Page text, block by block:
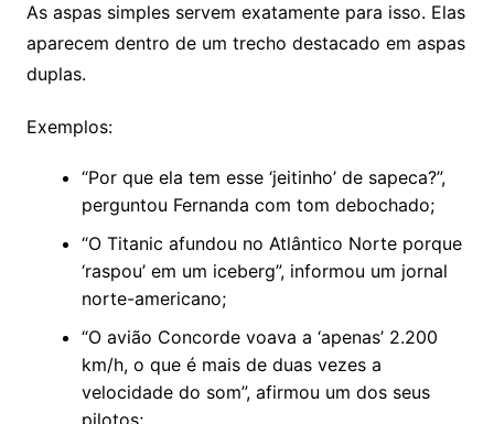
As aspas simples servem exatamente para isso. Elas
aparecem dentro de um trecho destacado em aspas
duplas.
Exemplos:
“Por que ela tem esse ‘jeitinho’ de sapeca?”,
perguntou Fernanda com tom debochado;
“O Titanic afundou no Atlântico Norte porque
‘raspou’ em um iceberg”, informou um jornal
norte-americano;
“O avião Concorde voava a ‘apenas’ 2.200
km/h, o que é mais de duas vezes a
velocidade do som”, afirmou um dos seus